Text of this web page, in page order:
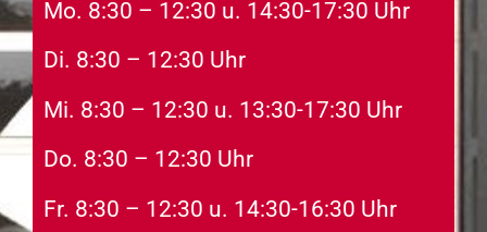
Mo. 8:30 – 12:30 u. 14:30-17:30 Uhr
Di. 8:30 – 12:30 Uhr
Mi. 8:30 – 12:30 u. 13:30-17:30 Uhr
Do. 8:30 – 12:30 Uhr
Fr. 8:30 – 12:30 u. 14:30-16:30 Uhr